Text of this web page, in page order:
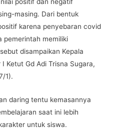
masing. Dari bentuk
karena penyebaran covid
pemerintah memiliki
disampaikan Kepala
Ketut Gd Adi Trisna Sugara,
1).
daring tentu kemasannya
saat ini lebih
untuk siswa.